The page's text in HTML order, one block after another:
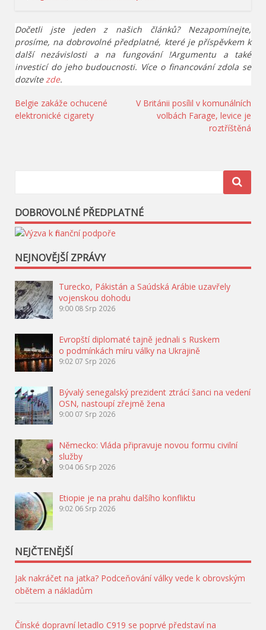
Dočetli jste jeden z našich článků? Nezapomínejte,
prosíme, na dobrovolné předplatné, které je příspěvkem k
další nezávislosti a na fungování !Argumentu a také
investicí do jeho budoucnosti. Více o financování zdola se
dozvítezde.
Navigace
pro
Belgie zakáže ochucené
elektronické cigarety
V Británii posílil v komunálních
volbách Farage, levice je
roztříštěná
DOBROVOLNÉ PŘEDPLATNÉ
NEJNOVĚJŠÍ ZPRÁVY
Turecko, Pákistán a Saúdská Arábie uzavřely
vojenskou dohodu
9:00 08 Srp 2026
Evropští diplomaté tajně jednali s Ruskem
o podmínkách míru války na Ukrajině
9:02 07 Srp 2026
Bývalý senegalský prezident ztrácí šanci na vedení
OSN, nastoupí zřejmě žena
9:00 07 Srp 2026
Německo: Vláda připravuje novou formu civilní
služby
9:04 06 Srp 2026
Etiopie je na prahu dalšího konfliktu
9:02 06 Srp 2026
NEJČTENĚJŠÍ
Jak nakráčet na jatka? Podceňování války vede k obrovským
obětem a nákladům
Čínské dopravní letadlo C919 se poprvé představí na